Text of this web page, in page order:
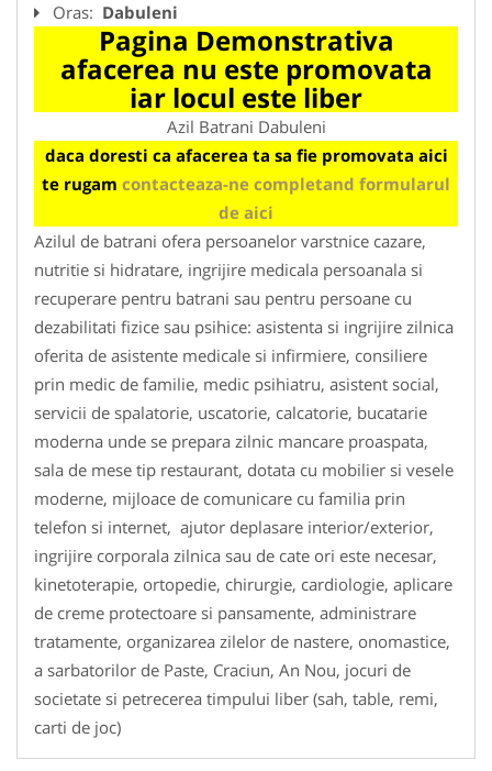
Oras: Dabuleni
Pagina Demonstrativa
afacerea nu este promovata
iar locul este liber
Azil Batrani Dabuleni
daca doresti ca afacerea ta sa fie promovata aici
te rugam contacteaza-ne completand formularul
de aici
Azilul de batrani ofera persoanelor varstnice cazare,
nutritie si hidratare, ingrijire medicala persoanala si
recuperare pentru batrani sau pentru persoane cu
dezabilitati fizice sau psihice: asistenta si ingrijire zilnica
oferita de asistente medicale si infirmiere, consiliere
prin medic de familie, medic psihiatru, asistent social,
servicii de spalatorie, uscatorie, calcatorie, bucatarie
moderna unde se prepara zilnic mancare proaspata,
sala de mese tip restaurant, dotata cu mobilier si vesele
moderne, mijloace de comunicare cu familia prin
telefon si internet, ajutor deplasare interior/exterior,
ingrijire corporala zilnica sau de cate ori este necesar,
kinetoterapie, ortopedie, chirurgie, cardiologie, aplicare
de creme protectoare si pansamente, administrare
tratamente, organizarea zilelor de nastere, onomastice,
a sarbatorilor de Paste, Craciun, An Nou, jocuri de
societate si petrecerea timpului liber (sah, table, remi,
carti de joc)